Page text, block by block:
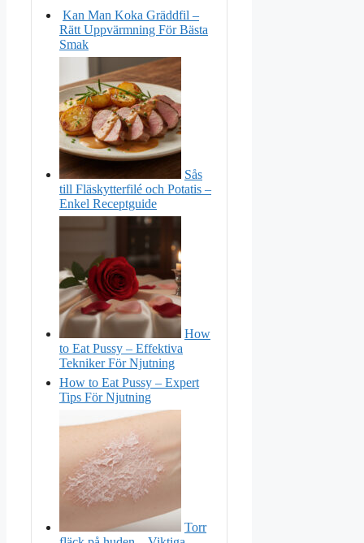
Kan Man Koka Gräddfil –
Rätt Uppvärmning För Bästa
Smak
Sås
till Fläskytterfilé och Potatis –
Enkel Receptguide
How
to Eat Pussy – Effektiva
Tekniker För Njutning
How to Eat Pussy – Expert
Tips För Njutning
Torr